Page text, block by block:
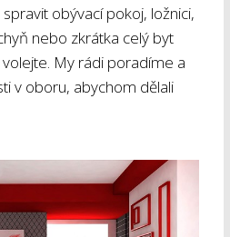
obývací pokoj, ložnici,
nebo zkrátka celý byt
My rádi poradíme a
v oboru, abychom dělali